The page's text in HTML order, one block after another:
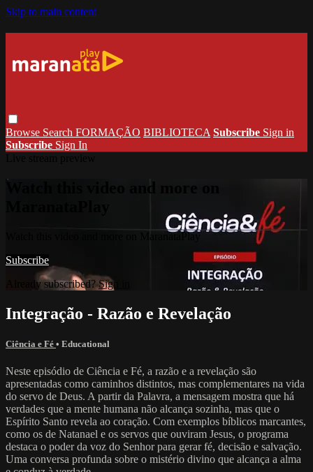
Skip to main content
Browse Search FORMAÇÃO BIBLIOTECA Subscribe Sign in
Subscribe Sign In
Watch this video and more on
Watch this video and more on MaranataPlay
Subscribe
Already subscribed? Sign in
Integração - Razão e Revelação
Ciência e Fé • Educational
Neste episódio de Ciência e Fé, a razão e a revelação são
apresentadas como caminhos distintos, mas complementares na vida
do servo de Deus. A partir da Palavra, a mensagem mostra que há
verdades que a mente humana não alcança sozinha, mas que o
Espírito Santo revela ao coração. Com exemplos bíblicos marcantes,
como os de Natanael e os servos que ouviram Jesus, o programa
destaca o poder da voz do Senhor para gerar fé, decisão e salvação.
Uma conversa profunda sobre o mistério divino que alcança a alma